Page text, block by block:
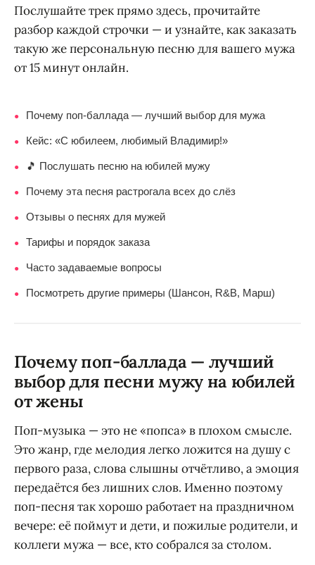
Послушайте трек прямо здесь, прочитайте
разбор каждой строчки — и узнайте, как заказать
такую же персональную песню для вашего мужа
от 15 минут онлайн.
● Почему поп-баллада — лучший выбор для мужа
● Кейс: «С юбилеем, любимый Владимир!»
● 🎵 Послушать песню на юбилей мужу
● Почему эта песня растрогала всех до слёз
● Отзывы о песнях для мужей
● Тарифы и порядок заказа
● Часто задаваемые вопросы
● Посмотреть другие примеры (Шансон, R&B, Марш)
Почему поп-баллада — лучший
выбор для песни мужу на юбилей
от жены
Поп-музыка — это не «попса» в плохом смысле.
Это жанр, где мелодия легко ложится на душу с
первого раза, слова слышны отчётливо, а эмоция
передаётся без лишних слов. Именно поэтому
поп-песня так хорошо работает на праздничном
вечере: её поймут и дети, и пожилые родители, и
коллеги мужа — все, кто собрался за столом.